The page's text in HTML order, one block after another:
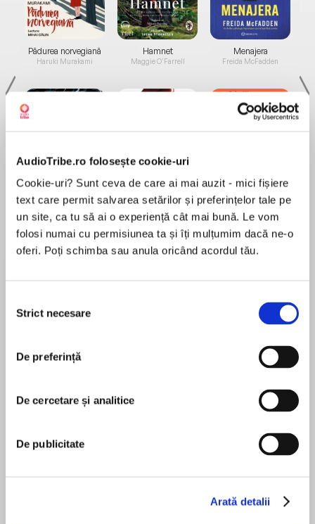
AudioTribe.ro folosește cookie-uri
Cookie-uri? Sunt ceva de care ai mai auzit - mici fișiere
text care permit salvarea setărilor și preferințelor tale pe
un site, ca tu să ai o experiență cât mai bună. Le vom
folosi numai cu permisiunea ta și îți mulțumim dacă ne-o
oferi. Poți schimba sau anula oricând acordul tău.
consimțământului
Strict necesare
De preferință
De cercetare și analitice
De publicitate
Arată detalii
Pădurea norvegiană
Haruki Murakami
Elita de Argint (Elita
de...
Hamnet
Maggie O'Farrell
Diavolul se îmbracă de
la...
Menajera
Freida McFadden
Migdală
Sohn Won-pyung
and panache and packed with vivid, shiver-
‘Read this in one sitting. DEEPLY satisfying.’
Forget the old days. Forget summer. Forget
Forget anything that doesn’t help you survive
collapsed in the face of nuclear war and the
În acest moment nu există recenzii
Tyrell Johnson